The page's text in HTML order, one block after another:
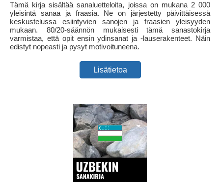
Tämä kirja sisältää sanaluetteloita, joissa on mukana 2 000
yleisintä sanaa ja fraasia. Ne on järjestetty päivittäisessä
keskustelussa esiintyvien sanojen ja fraasien yleisyyden
mukaan. 80/20-säännön mukaisesti tämä sanastokirja
varmistaa, että opit ensin ydinsanat ja -lauserakenteet. Näin
edistyt nopeasti ja pysyt motivoituneena.
Lisätietoa